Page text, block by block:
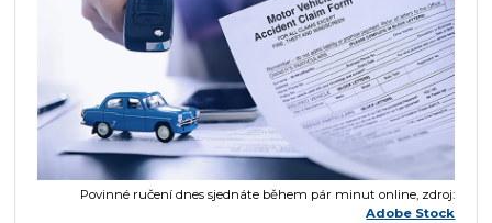
Povinné ručení dnes sjednáte během pár minut online, zdroj:
Adobe Stock